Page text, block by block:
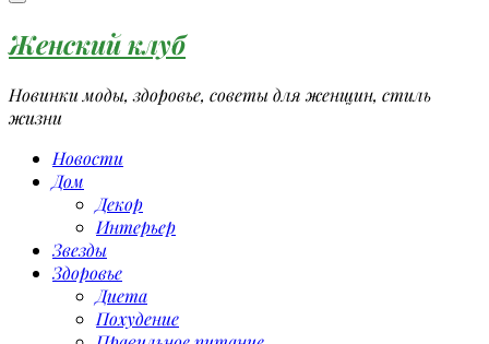
Женский клуб
Новинки моды, здоровье, советы для женщин, стиль
жизни
Новости
Дом
Декор
Интерьер
Звезды
Здоровье
Диета
Похудение